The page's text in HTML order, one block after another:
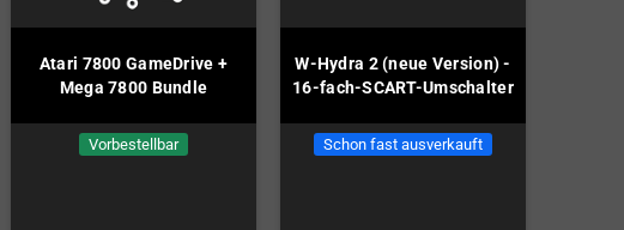
Atari 7800 GameDrive +
Mega 7800 Bundle
Vorbestellbar
W-Hydra 2 (neue Version) -
16-fach-SCART-Umschalter
Schon fast ausverkauft